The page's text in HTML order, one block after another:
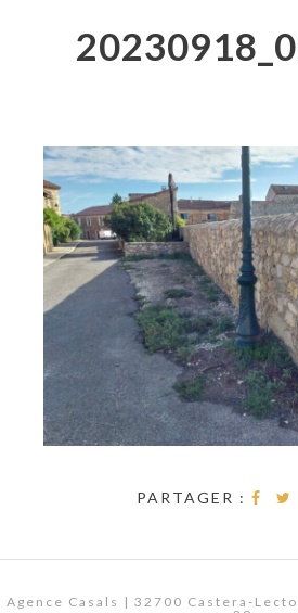
PARTAGER :
Agence Casals | 32700 Castera-